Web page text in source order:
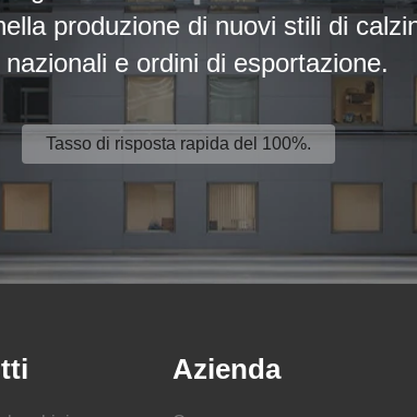
produzione di nuovi stili di
nazionali e ordini di esportazione.
Tasso di risposta rapida del 100%.
Azienda